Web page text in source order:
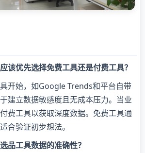
该优先选择免费工具还是付费工具？
开始，如Google Trends和平台自带
建立数据敏感度且无成本压力。当业
费工具以获取深度数据。免费工具通
合验证初步想法。
品工具数据的准确性？